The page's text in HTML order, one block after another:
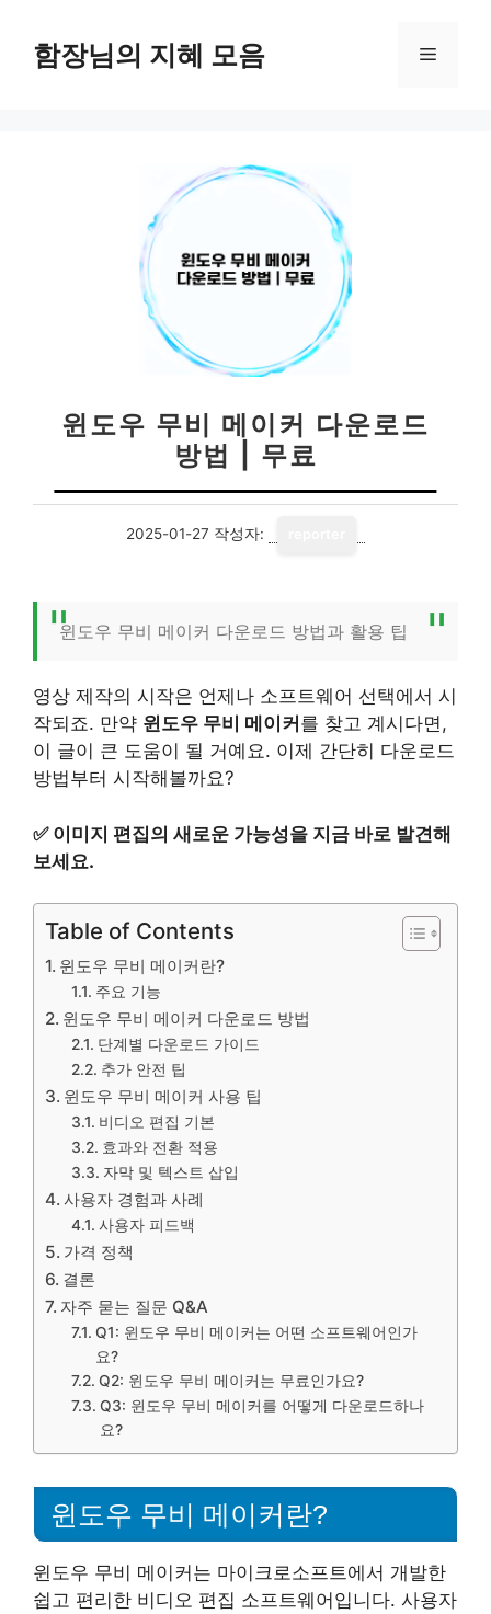
함장님의 지혜 모음 메
윈도우 무비 메이커 다운로드
방법 | 무료
2025-01-27 작성자:
윈도우 무비 메이커 다운로드 방법과 활용 팁
영상 제작의 시작은 언제나 소프트웨어 선택에서 시
작되죠. 만약 윈도우 무비 메이커 를 찾고 계시다면,
이 글이 큰 도움이 될 거예요. 이제 간단히 다운로드
방법부터 시작해볼까요?
✅ 이미지 편집의 새로운 가능성을 지금 바로 발견해
보세요.
Table of Contents
윈도우 무비 메이커란?
주요 기능
윈도우 무비 메이커 다운로드 방법
단계별 다운로드 가이드
추가 안전 팁
윈도우 무비 메이커 사용 팁
비디오 편집 기본
효과와 전환 적용
자막 및 텍스트 삽입
사용자 경험과 사례
사용자 피드백
가격 정책
결론
자주 묻는 질문 Q&A
Q1: 윈도우 무비 메이커는 어떤 소프트웨어인가
요?
Q2: 윈도우 무비 메이커는 무료인가요?
Q3: 윈도우 무비 메이커를 어떻게 다운로드하나
요?
윈도우 무비 메이커란?
윈도우 무비 메이커는 마이크로소프트에서 개발한
쉽고 편리한 비디오 편집 소프트웨어입니다. 사용자